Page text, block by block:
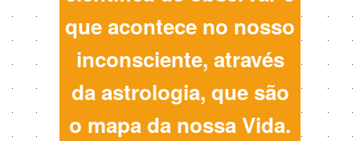
que acontece no nosso
inconsciente, através
da astrologia, que são
o mapa da nossa Vida.